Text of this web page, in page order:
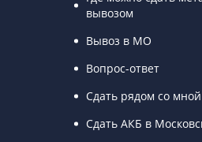
вывозом
Вывоз в МО
Вопрос-ответ
Сдать рядом со мной
Сдать АКБ в